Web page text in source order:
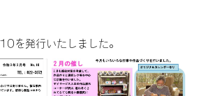
を発行いたしました。